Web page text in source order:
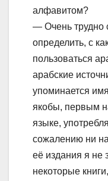
алфавитом?
— Очень трудно
определить, с
пользоваться
арабские
упоминается
якобы, первым
языке,
сожалению ни
её издания я не
некоторые